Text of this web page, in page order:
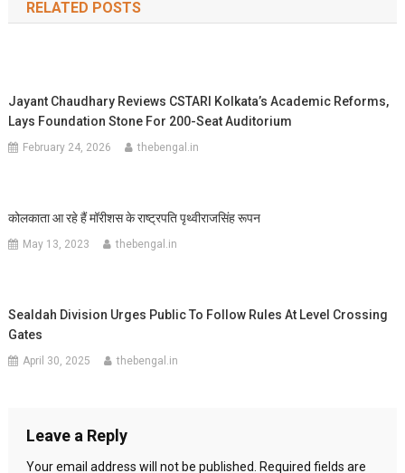
RELATED POSTS
Jayant Chaudhary Reviews CSTARI Kolkata’s Academic Reforms,
Lays Foundation Stone For 200-Seat Auditorium
February 24, 2026 thebengal.in
कोलकाता आ रहे हैं मॉरीशस के राष्ट्रपति पृथ्वीराजसिंह रूपन
May 13, 2023 thebengal.in
Sealdah Division Urges Public To Follow Rules At Level Crossing
Gates
April 30, 2025 thebengal.in
Leave a Reply
Your email address will not be published. Required fields are